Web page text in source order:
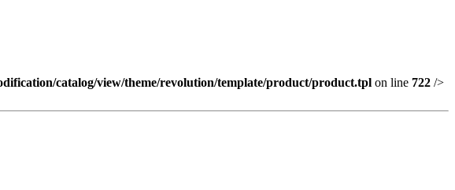
catalog/view/theme/revolution/template/product/product.tpl on line 722 />